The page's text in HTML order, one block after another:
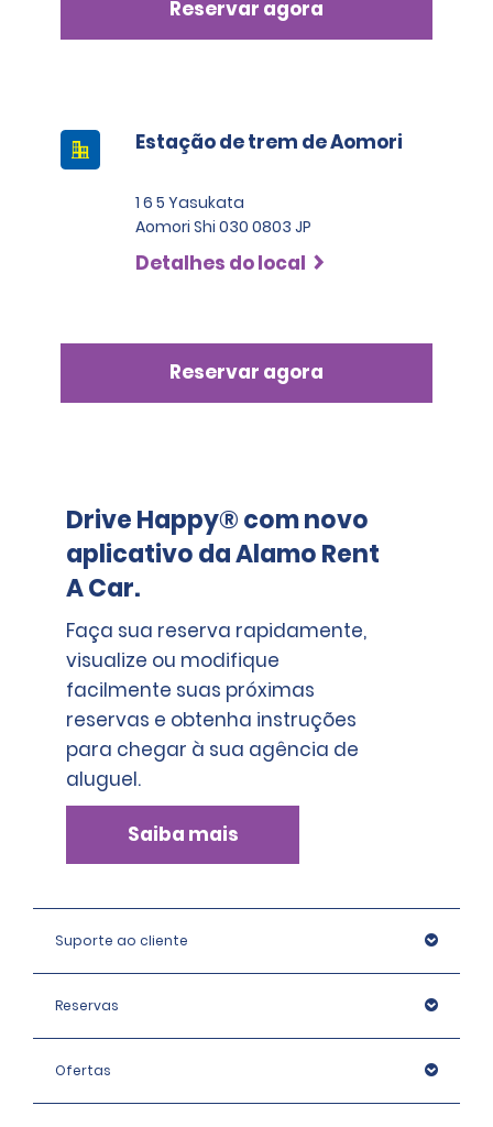
Reservar agora
Estação de trem de Aomori
1 6 5 Yasukata
Aomori Shi 030 0803 JP
Detalhes do local
Reservar agora
Drive Happy® com novo
aplicativo da Alamo Rent
A Car.
Faça sua reserva rapidamente,
visualize ou modifique
facilmente suas próximas
reservas e obtenha instruções
para chegar à sua agência de
aluguel.
Saiba mais
Suporte ao cliente
Reservas
Ofertas